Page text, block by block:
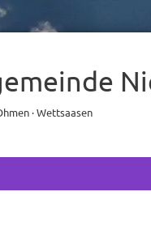
· Wettsaasen